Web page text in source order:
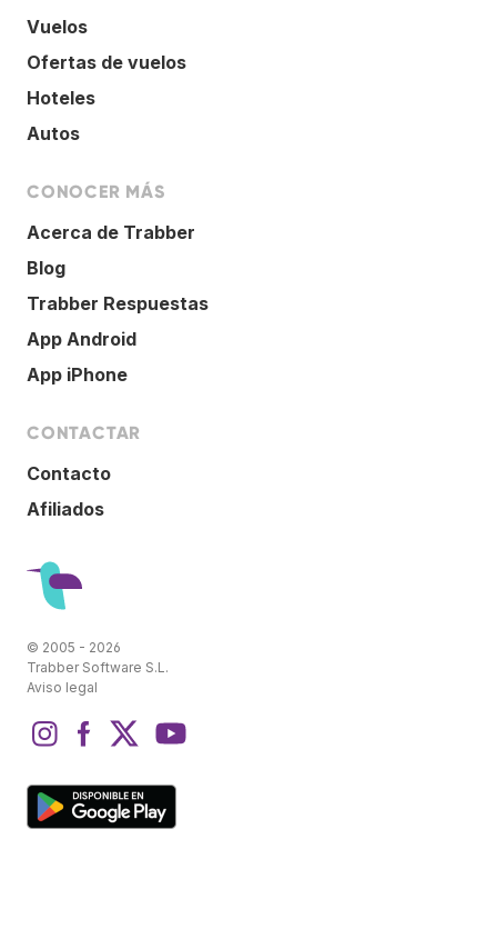
Vuelos
Ofertas de vuelos
Hoteles
Autos
CONOCER MÁS
Acerca de Trabber
Blog
Trabber Respuestas
App Android
App iPhone
CONTACTAR
Contacto
Afiliados
© 2005 - 2026
Trabber Software S.L.
Aviso legal